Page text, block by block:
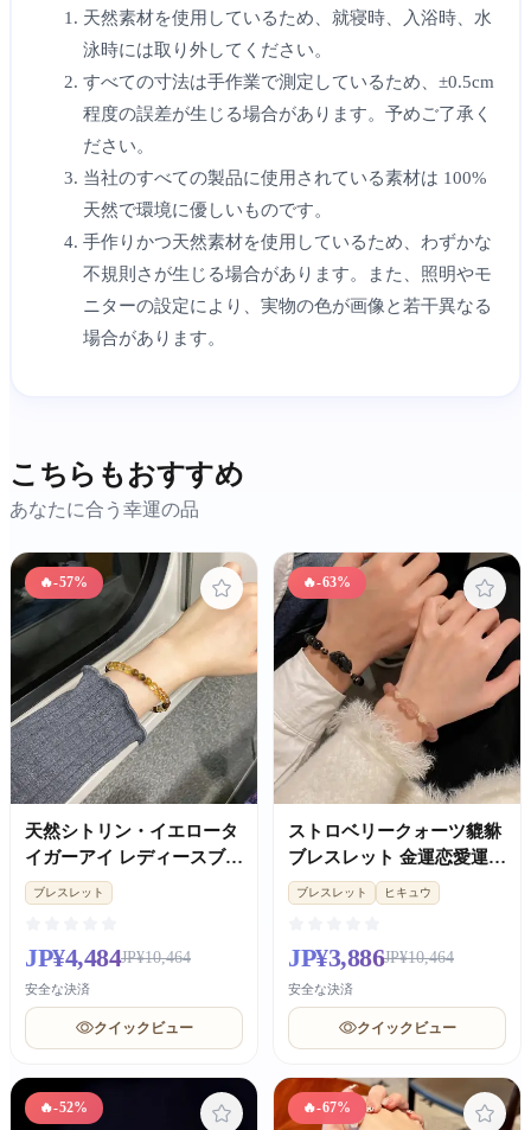
天然素材を使用しているため、就寝時、入浴時、水
泳時には取り外してください。
すべての寸法は手作業で測定しているため、±0.5cm
程度の誤差が生じる場合があります。予めご了承く
ださい。
当社のすべての製品に使用されている素材は 100%
天然で環境に優しいものです。
手作りかつ天然素材を使用しているため、わずかな
不規則さが生じる場合があります。また、照明やモ
ニターの設定により、実物の色が画像と若干異なる
場合があります。
こちらもおすすめ
あなたに合う幸運の品
🔥-57%
天然シトリン・イエロータ
イガーアイ レディースブレ
スレット 金運幸運ギフト
ブレスレット
JP¥4,484JP¥10,464
安全な決済
クイックビュー
🔥-63%
ストロベリークォーツ貔貅
ブレスレット 金運恋愛運
肌色 UP レディースカップ
ルギフト
ブレスレット ヒキュウ
JP¥3,886JP¥10,464
安全な決済
クイックビュー
🔥-52% 🔥-67%